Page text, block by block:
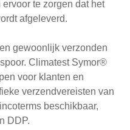
te zorgen dat het
afgeleverd.
gewoonlijk verzonden
Climatest Symor®
voor klanten en
verzendvereisten van
beschikbaar,
DDP.